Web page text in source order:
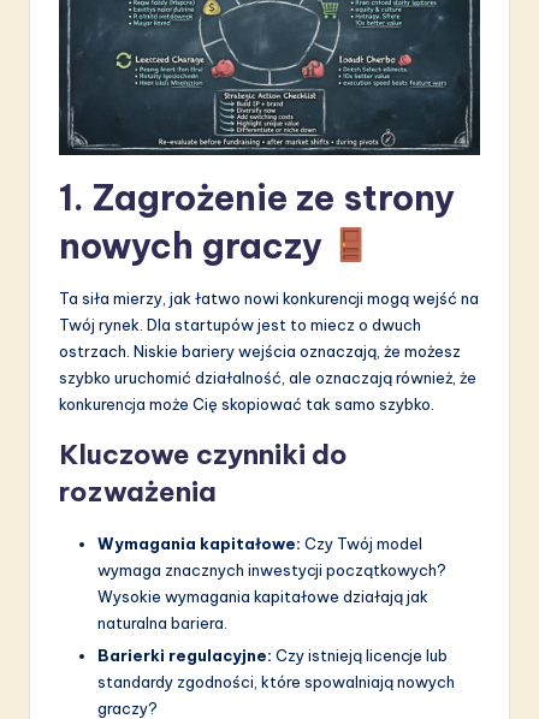
ti
o
1. Zagrożenie ze strony
nowych graczy
Ta siła mierzy, jak łatwo nowi konkurencji mogą wejść na
Twój rynek. Dla startupów jest to miecz o dwuch
ostrzach. Niskie bariery wejścia oznaczają, że możesz
szybko uruchomić działalność, ale oznaczają również, że
konkurencja może Cię skopiować tak samo szybko.
Kluczowe czynniki do
rozważenia
Wymagania kapitałowe: Czy Twój model
wymaga znacznych inwestycji początkowych?
Wysokie wymagania kapitałowe działają jak
naturalna bariera.
Barierki regulacyjne: Czy istnieją licencje lub
standardy zgodności, które spowalniają nowych
graczy?